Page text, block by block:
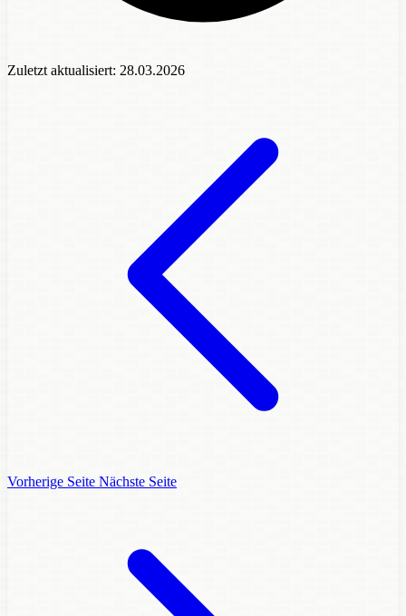
Zuletzt aktualisiert: 28.03.2026
Vorherige Seite Nächste Seite